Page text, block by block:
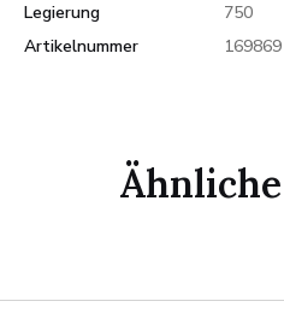
Legierung
750
Artikelnummer
169869